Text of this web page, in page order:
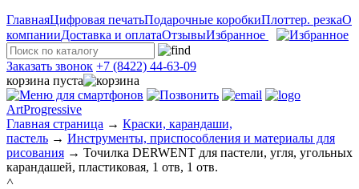
ГлавнаяЦифровая печатьПодарочные коробкиПлоттер. резкаО
компанииДоставка и оплатаОтзывыИзбранное
Заказать звонок +7 (8422) 44-63-09
корзина пуста
ArtProgressive
Главная страница → Краски, карандаши,
пастель → Инструменты, приспособления и материалы для
рисования → Точилка DERWENT для пастели, угля, угольных
карандашей, пластиковая, 1 отв, 1 отв.
˄